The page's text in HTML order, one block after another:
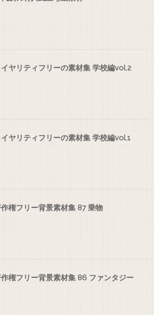
イヤリティフリーの素材集 学校編vol.2
イヤリティフリーの素材集 学校編vol.1
権フリー背景素材集 87 乗物
権フリー背景素材集 86 ファンタジー